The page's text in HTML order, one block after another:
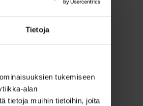
Tietoja
tukemiseen
alan
tietoja muihin tietoihin, joita
19 %:a